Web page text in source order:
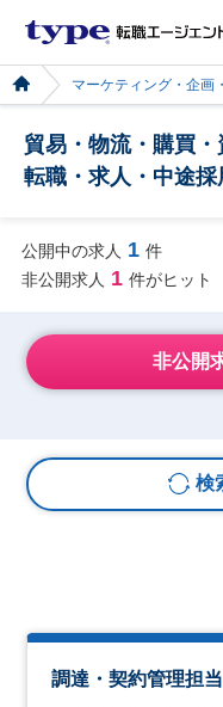
マーケティング・企画
貿易・物流・購買
転職・求人・中途採
公開中の求人 1 件
非公開求人 1 件がヒット
非公開
検
調達・契約管理担当